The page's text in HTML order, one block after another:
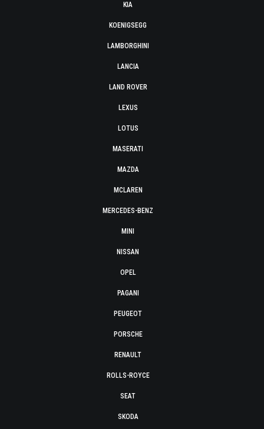
KIA
KOENIGSEGG
LAMBORGHINI
LANCIA
LAND ROVER
LEXUS
LOTUS
MASERATI
MAZDA
MCLAREN
MERCEDES-BENZ
MINI
NISSAN
OPEL
PAGANI
PEUGEOT
PORSCHE
RENAULT
ROLLS-ROYCE
SEAT
SKODA